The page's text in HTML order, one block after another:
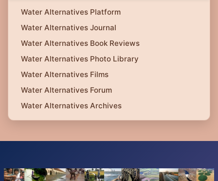
Water Alternatives Platform
Water Alternatives Journal
Water Alternatives Book Reviews
Water Alternatives Photo Library
Water Alternatives Films
Water Alternatives Forum
Water Alternatives Archives